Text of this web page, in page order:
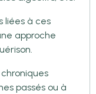
liées à ces
approche
passés ou à